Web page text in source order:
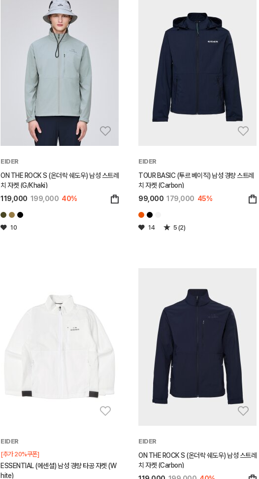
EIDER
ON THE ROCK S (온더락 쉐도우) 남성 스트레
치 자켓 (G/Khaki)
119,000 199,000 40%
10
EIDER
TOUR BASIC (투르 베이직) 남성 경량 스트레
치 자켓 (Carbon)
99,000 179,000 45%
14 5 (2)
EIDER
[추가 20%쿠폰]
ESSENTIAL (에센셜) 남성 경량 타공 자켓 (W
hite)
EIDER
ON THE ROCK S (온더락 쉐도우) 남성 스트레
치 자켓 (Carbon)